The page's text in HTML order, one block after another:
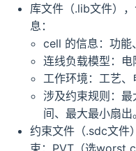
库文件（.lib文件）
息：
cell 的信息：功能
连线负载模型：电
工作环境：工艺、
涉及约束规则：
间、最大最小扇出
约束文件（.sdc文件
束：PVT（选worst